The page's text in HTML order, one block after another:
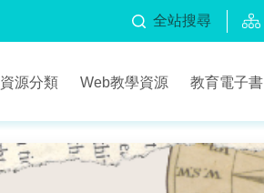
全站搜尋
資源分類 Web教學資源 教育電子書